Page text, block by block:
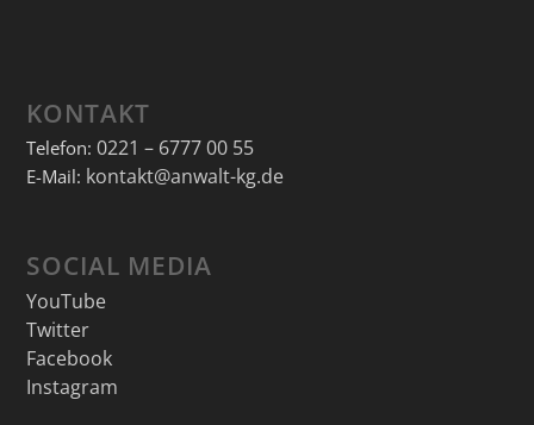
KONTAKT
Telefon: 0221 – 6777 00 55
E-Mail: kontakt@anwalt-kg.de
SOCIAL MEDIA
YouTube
Twitter
Facebook
Instagram